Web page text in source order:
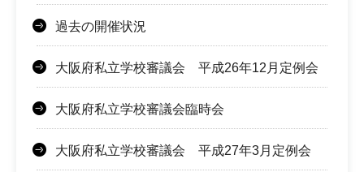
過去の開催状況
大阪府私立学校審議会 平成26年12月定例会
大阪府私立学校審議会臨時会
大阪府私立学校審議会 平成27年3月定例会